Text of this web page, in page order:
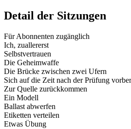
Detail der Sitzungen
Für Abonnenten zugänglich
Ich, zuallererst
Selbstvertrauen
Die Geheimwaffe
Die Brücke zwischen zwei Ufern
Sich auf die Zeit nach der Prüfung
Zur Quelle zurückkommen
Ein Modell
Ballast abwerfen
Etiketten verteilen
Etwas Übung